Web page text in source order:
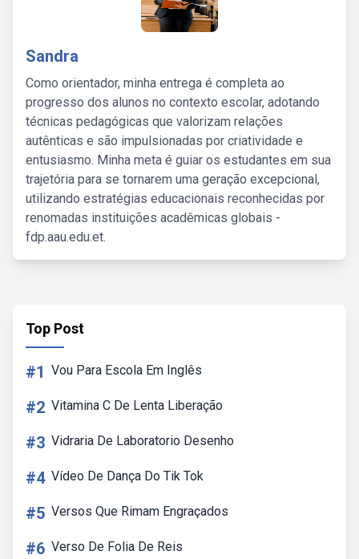
Sandra
Como orientador, minha entrega é completa ao
progresso dos alunos no contexto escolar, adotando
técnicas pedagógicas que valorizam relações
autênticas e são impulsionadas por criatividade e
entusiasmo. Minha meta é guiar os estudantes em sua
trajetória para se tornarem uma geração excepcional,
utilizando estratégias educacionais reconhecidas por
renomadas instituições acadêmicas globais -
fdp.aau.edu.et.
Top Post
#1 Vou Para Escola Em Inglês
#2 Vitamina C De Lenta Liberação
#3 Vidraria De Laboratorio Desenho
#4 Vídeo De Dança Do Tik Tok
#5 Versos Que Rimam Engraçados
#6 Verso De Folia De Reis